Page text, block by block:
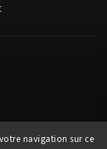
navigation sur ce